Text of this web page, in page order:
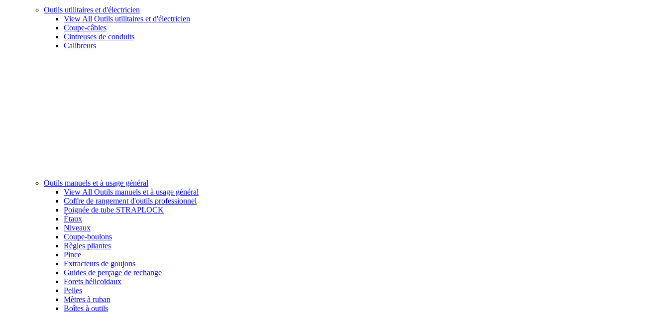
Outils utilitaires et d'électricien
View All Outils utilitaires et d'électricien
Coupe-câbles
Cintreuses de conduits
Calibreurs
Outils manuels et à usage général
View All Outils manuels et à usage général
Coffre de rangement d'outils professionnel
Poignée de tube STRAPLOCK
Étaux
Niveaux
Coupe-boulons
Règles pliantes
Pince
Extracteurs de goujons
Guides de perçage de rechange
Forets hélicoïdaux
Pelles
Mètres à ruban
Boîtes à outils